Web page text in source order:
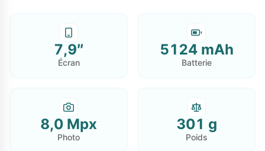
7,9″
Écran
5124 mAh
Batterie
8,0 Mpx
Photo
301 g
Poids